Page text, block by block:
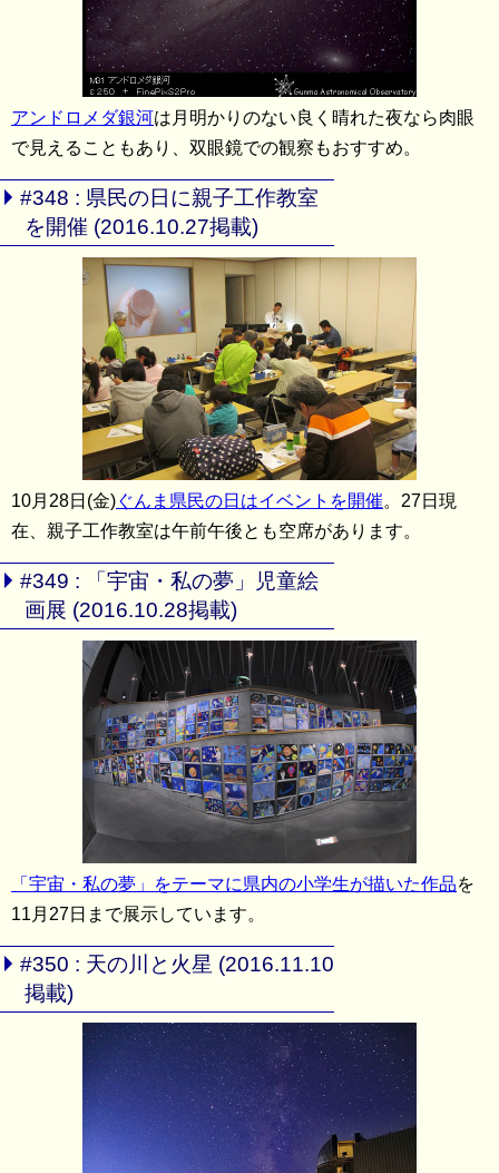
アンドロメダ銀河は月明かりのない良く晴れた夜なら肉眼
で見えることもあり、双眼鏡での観察もおすすめ。
#348 : 県民の日に親子工作教室
を開催 (2016.10.27掲載)
10月28日(金)ぐんま県民の日はイベントを開催。27日現
在、親子工作教室は午前午後とも空席があります。
#349 : 「宇宙・私の夢」児童絵
画展 (2016.10.28掲載)
「宇宙・私の夢」をテーマに県内の小学生が描いた作品を
11月27日まで展示しています。
#350 : 天の川と火星 (2016.11.10
掲載)